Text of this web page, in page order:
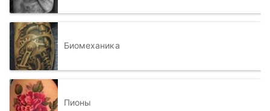
Биомеханика
Пионы